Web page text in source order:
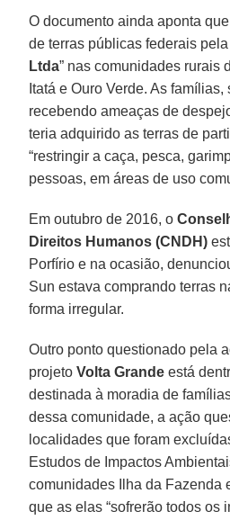
O documento ainda aponta
de terras públicas federais pela
Ltda” nas comunidades rurais
Itatá e Ouro Verde. As
recebendo ameaças de
teria adquirido as terras de
“restringir a caça, pesca,
pessoas, em áreas de uso
Em outubro de 2016, o
Direitos Humanos (CNDH)
Porfírio e na ocasião,
Sun estava comprando terras
forma irregular.
Outro ponto questionado pela
projetoVolta Grande está
destinada à moradia de
dessa comunidade, a ação
localidades que foram
Estudos de Impactos
comunidades Ilha da Fazenda
que as elas “sofrerão todos os